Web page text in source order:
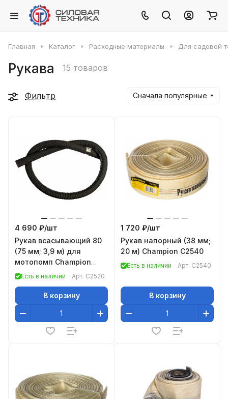
Главная Каталог Расходные материалы Для садовой
Рукава 15 товаров
Фильтр Сначала популярные
4 690 ₽/шт
Рукав всасывающий 80
(75 мм; 3,9 м) для
мотопомп Champion
C2520
Есть в наличии Арт. C2520
В корзину
1 720 ₽/шт
Рукав напорный (38 мм;
20 м) Champion C2540
Есть в наличии Арт. C2540
В корзину